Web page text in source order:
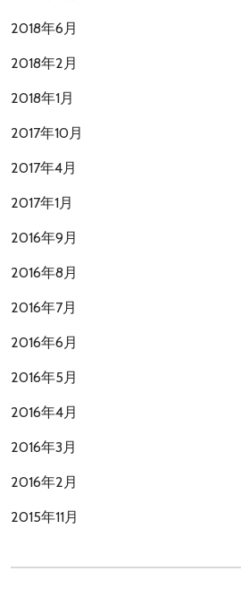
2018年6月
2018年2月
2018年1月
2017年10月
2017年4月
2017年1月
2016年9月
2016年8月
2016年7月
2016年6月
2016年5月
2016年4月
2016年3月
2016年2月
2015年11月